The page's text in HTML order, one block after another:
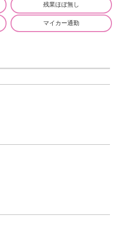
残業ほぼ無し
マイカー通勤